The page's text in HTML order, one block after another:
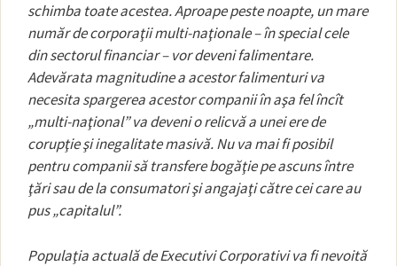
schimba toate acestea. Aproape peste noapte, un mare
număr de corporaţii multi-naţionale – în special cele
din sectorul financiar – vor deveni falimentare.
Adevărata magnitudine a acestor falimenturi va
necesita spargerea acestor companii în aşa fel încît
„multi-naţional” va deveni o relicvă a unei ere de
corupţie şi inegalitate masivă. Nu va mai fi posibil
pentru companii să transfere bogăţie pe ascuns între
ţări sau de la consumatori şi angajaţi către cei care au
pus „capitalul”.
Populaţia actuală de Executivi Corporativi va fi nevoită